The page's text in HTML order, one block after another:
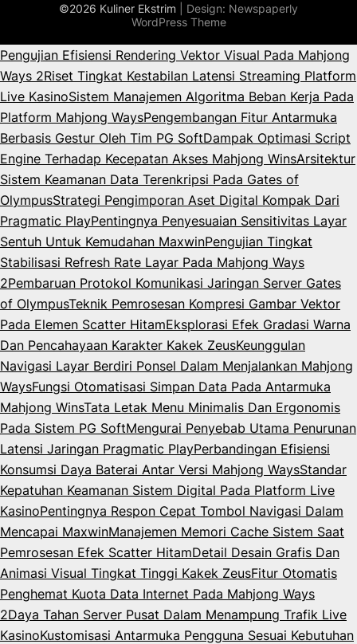
©2026 Kuliner Ekstrim | Design: Newspaperly
WordPress Theme
Pengujian Efisiensi Rendering Vektor Visual Pada Mahjong
Ways 2Riset Tingkat Kestabilan Latensi Streaming Platform
Live KasinoSistem Manajemen Algoritma Beban Kerja Pada
Platform Mahjong WaysPengembangan Fitur Antarmuka
Berbasis Gestur Oleh Tim PG SoftDampak Optimasi Script
Engine Terhadap Kecepatan Akses Mahjong WinsArsitektur
Sistem Keamanan Data Terenkripsi Pada Gates of
OlympusStrategi Pengimporan Aset Digital Kompak Dari
Pragmatic PlayPentingnya Penyesuaian Sensitivitas Layar
Sentuh Untuk Kemudahan MaxwinPengujian Tingkat
Stabilisasi Refresh Rate Layar Pada Mahjong Ways
2Pembaruan Protokol Komunikasi Jaringan Server Gates
of OlympusTeknik Pemrosesan Kompresi Gambar Vektor
Pada Elemen Scatter HitamEksplorasi Efek Gradasi Warna
Dan Pencahayaan Karakter Kakek ZeusKeunggulan
Navigasi Layar Berdiri Ponsel Dalam Menjalankan Mahjong
WaysFungsi Otomatisasi Simpan Data Pada Antarmuka
Mahjong WinsTata Letak Menu Minimalis Dan Ergonomis
Pada Sistem PG SoftMengurai Penyebab Utama Penurunan
Latensi Jaringan Pragmatic PlayPerbandingan Efisiensi
Konsumsi Daya Baterai Antar Versi Mahjong WaysStandar
Kepatuhan Keamanan Sistem Digital Pada Platform Live
KasinoPentingnya Respon Cepat Tombol Navigasi Dalam
Mencapai MaxwinManajemen Memori Cache Sistem Saat
Pemrosesan Efek Scatter HitamDetail Desain Grafis Dan
Animasi Visual Tingkat Tinggi Kakek ZeusFitur Otomatis
Penghemat Kuota Data Internet Pada Mahjong Ways
2Daya Tahan Server Pusat Dalam Menampung Trafik Live
KasinoKustomisasi Antarmuka Pengguna Sesuai Kebutuhan